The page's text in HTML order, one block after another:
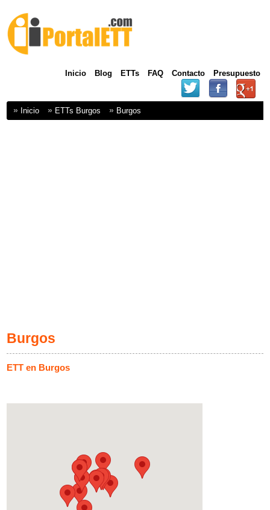
Inicio Blog ETTs FAQ Contacto Presupuesto
Inicio ETTs Burgos Burgos
Burgos
ETT en Burgos